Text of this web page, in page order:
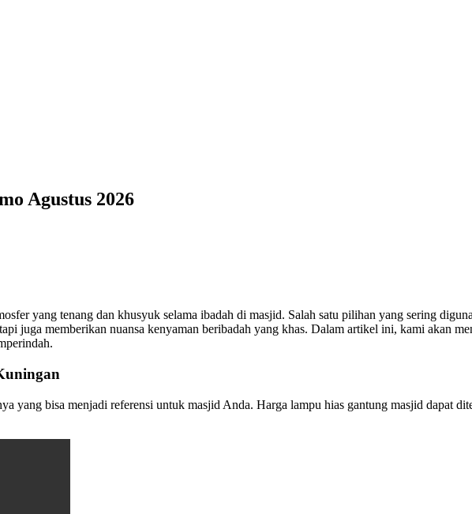
Agustus 2026
yang tenang dan khusyuk selama ibadah di masjid. Salah satu pilihan yang sering
juga memberikan nuansa kenyaman beribadah yang khas. Dalam artikel ini, kami akan
yang bisa menjadi referensi untuk masjid Anda. Harga lampu hias gantung masjid dapat